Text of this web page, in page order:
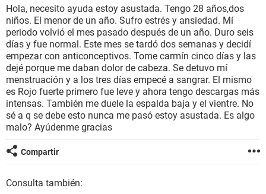
BIENESTAR
SEXUALIDAD
GLOSARIO
Hola, necesito ayuda estoy asustada. Tengo 28 años,dos
niños. El menor de un año. Sufro estrés y ansiedad. Mí
periodo volvió el mes pasado después de un año. Duro seis
días y fue normal. Este mes se tardó dos semanas y decidí
empezar con anticonceptivos. Tome carmín cinco días y las
dejé porque me daban dolor de cabeza. Se detuvo mí
menstruación y a los tres días empecé a sangrar. El mismo
es Rojo fuerte primero fue leve y ahora tengo descargas más
intensas. También me duele la espalda baja y el vientre. No
sé a q se debe esto nunca me pasó estoy asustada. Es algo
malo? Ayúdenme gracias
Compartir
Consulta también: